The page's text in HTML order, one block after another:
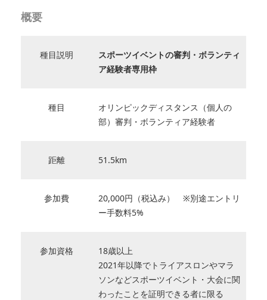
概要
種目説明
スポーツイベントの審判・ボランティ
ア経験者専用枠
種目
オリンピックディスタンス（個人の
部）審判・ボランティア経験者
距離 51.5km
参加費
20,000円（税込み） ※別途エントリ
ー手数料5%
参加資格
18歳以上
2021年以降でトライアスロンやマラ
ソンなどスポーツイベント・大会に関
わったことを証明できる者に限る